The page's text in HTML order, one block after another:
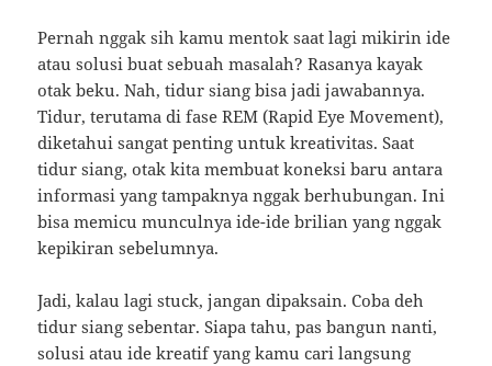
Pernah nggak sih kamu mentok saat lagi mikirin ide
atau solusi buat sebuah masalah? Rasanya kayak
otak beku. Nah, tidur siang bisa jadi jawabannya.
Tidur, terutama di fase REM (Rapid Eye Movement),
diketahui sangat penting untuk kreativitas. Saat
tidur siang, otak kita membuat koneksi baru antara
informasi yang tampaknya nggak berhubungan. Ini
bisa memicu munculnya ide-ide brilian yang nggak
kepikiran sebelumnya.
Jadi, kalau lagi stuck, jangan dipaksain. Coba deh
tidur siang sebentar. Siapa tahu, pas bangun nanti,
solusi atau ide kreatif yang kamu cari langsung